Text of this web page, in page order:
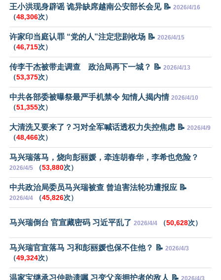
王小洪现身辟谣 诡异缺席越南公安部长会见 📝 2026/4/16
（48,306次）
许家印当庭认罪 “党的人”注定悲剧收场 📝 2026/4/15
（46,715次）
传李干杰被带走调查 政治局再下一城？ 📝 2026/4/13
（53,375次）
中共各部委被曝祭最严手机禁令 知情人揭内情 2026/4/10
（51,355次）
大清洗又要来了？习对全军喊话透权力失控焦虑 📝 2026/4/9
（48,466次）
马兴瑞落马，烧向彭丽媛，牵连胡春华，李希也危险？
2026/4/5 （53,880次）
中共政治局委员马兴瑞被查 曾迫害法轮功遭报应 📝
2026/4/4 （45,826次）
马兴瑞倒台 官宣藏密码 习近平乱了 2026/4/4 （50,628次）
马兴瑞官宣落马 习和彭丽媛也保不住他？ 📝 2026/4/3
（49,324次）
温家宝继承习仲勋遗嘱 习变父亲拥护者的敌人 📝 2026/4/3